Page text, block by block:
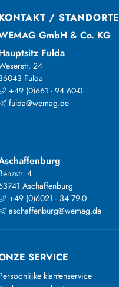
/ STANDORTE
GmbH & Co. KG
Fulda
24
Fulda
+49 (0)661 - 94 60-0
fulda@wemag.de
4
Aschaffenburg
+49 (0)6021 - 34 79-0
aschaffenburg@wemag.de
SERVICE
klantenservice